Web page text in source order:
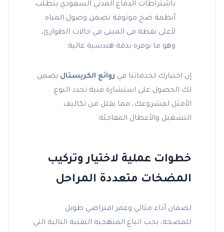
باشتراطات الدفاع المدني السعودي يتطلب
أنظمة ضخ موثوقة تضمن وصول المياه
لأعلى نقطة في المبنى في حالات الطوارئ،
وهو ما نوفره بدقة هندسية عالية.
إن اختيارك لخدماتنا في روائع الكريستال يضمن
لك الحصول على استشارة فنية تحدد النوع
الأمثل لمشروعك، مما يقلل من تكاليف
التشغيل والأعطال المفاجئة.
خطوات عملية لاختيار وتركيب
المضخات متعددة المراحل
لضمان أداء مثالي وعمر افتراضي طويل
للمضخة، يجب اتباع المنهجية التقنية التالية التي